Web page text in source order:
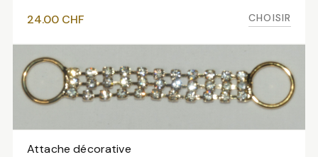
24.00 CHF CHOISIR
VOIR LES VARIANTES
Attache décorative